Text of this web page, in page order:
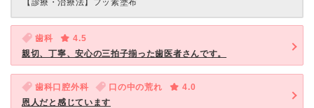
【診療・治療法】 フッ素塗布
歯科
4.5
親切、丁寧、安心の三拍子揃った歯医者さんです。
歯科口腔外科 口の中の荒れ
4.0
恩人だと感じています